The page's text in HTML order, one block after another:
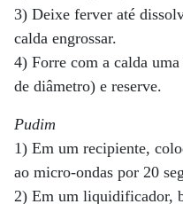
3) Deixe ferver até
calda engrossar.
4) Forre com a calda
de diâmetro) e reserve.
Pudim
1) Em um recipiente,
ao micro-ondas por 20
2) Em um liquidificador,